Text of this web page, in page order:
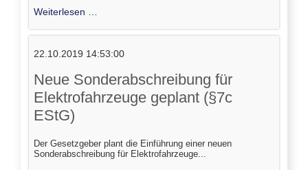
Weiterlesen …
von
der
Steuer
absetzen
22.10.2019 14:53:00
Neue Sonderabschreibung für
Elektrofahrzeuge geplant (§7c
EStG)
Der Gesetzgeber plant die Einführung einer neuen
Sonderabschreibung für Elektrofahrzeuge...